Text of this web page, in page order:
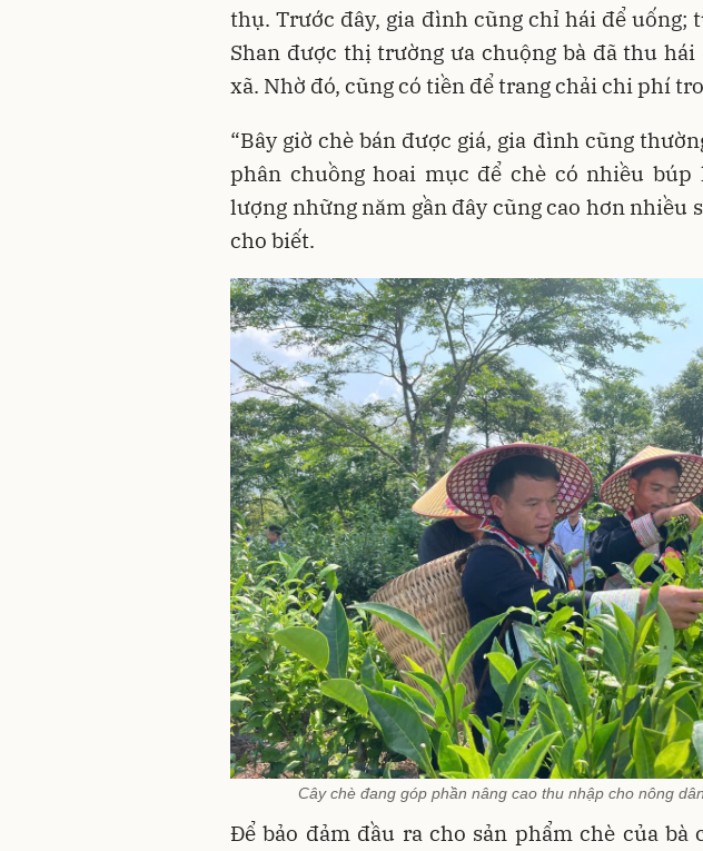
thụ. Trước đây, gia đình cũng chỉ hái để uống;
Shan được thị trường ưa chuộng bà đã thu hái
xã. Nhờ đó, cũng có tiền để trang chải chi phí
“Bây giờ chè bán được giá, gia đình cũng
phân chuồng hoai mục để chè có nhiều búp
lượng những năm gần đây cũng cao hơn nhiều
cho biết.
Cây chè đang góp phần nâng cao thu nhập cho nông
Để bảo đảm đầu ra cho sản phẩm chè của bà